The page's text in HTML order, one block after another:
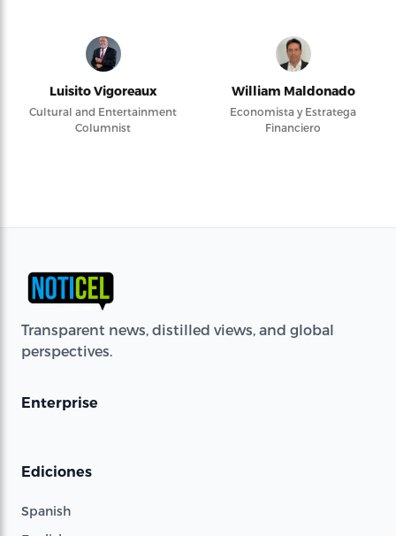
Luisito Vigoreaux
Cultural and Entertainment
Columnist
William Maldonado
Economista y Estratega
Financiero
Transparent news, distilled views, and global
perspectives.
Enterprise
Ediciones
Spanish